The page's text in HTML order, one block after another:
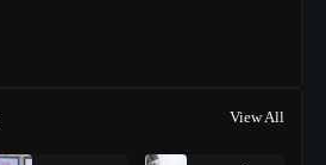
View All